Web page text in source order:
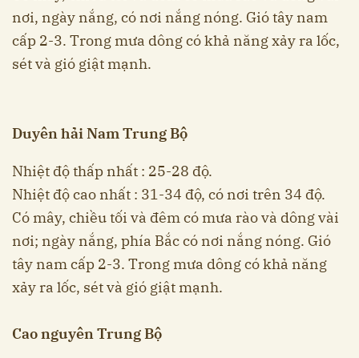
nơi, ngày nắng, có nơi nắng nóng. Gió tây nam
cấp 2-3. Trong mưa dông có khả năng xảy ra lốc,
sét và gió giật mạnh.
Duyên hải Nam Trung Bộ
Nhiệt độ thấp nhất : 25-28 độ.
Nhiệt độ cao nhất : 31-34 độ, có nơi trên 34 độ.
Có mây, chiều tối và đêm có mưa rào và dông vài
nơi; ngày nắng, phía Bắc có nơi nắng nóng. Gió
tây nam cấp 2-3. Trong mưa dông có khả năng
xảy ra lốc, sét và gió giật mạnh.
Cao nguyên Trung Bộ